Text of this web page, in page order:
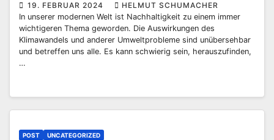
19. FEBRUAR 2024
HELMUT SCHUMACHER
In unserer modernen Welt ist Nachhaltigkeit zu einem immer
wichtigeren Thema geworden. Die Auswirkungen des
Klimawandels und anderer Umweltprobleme sind unübersehbar
und betreffen uns alle. Es kann schwierig sein, herauszufinden,
…
POST UNCATEGORIZED